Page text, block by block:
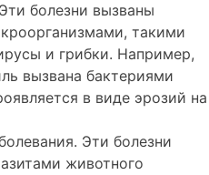
болезни вызваны
такими
и грибки. Например,
вызвана бактериями
в виде эрозий на
Эти болезни
животного